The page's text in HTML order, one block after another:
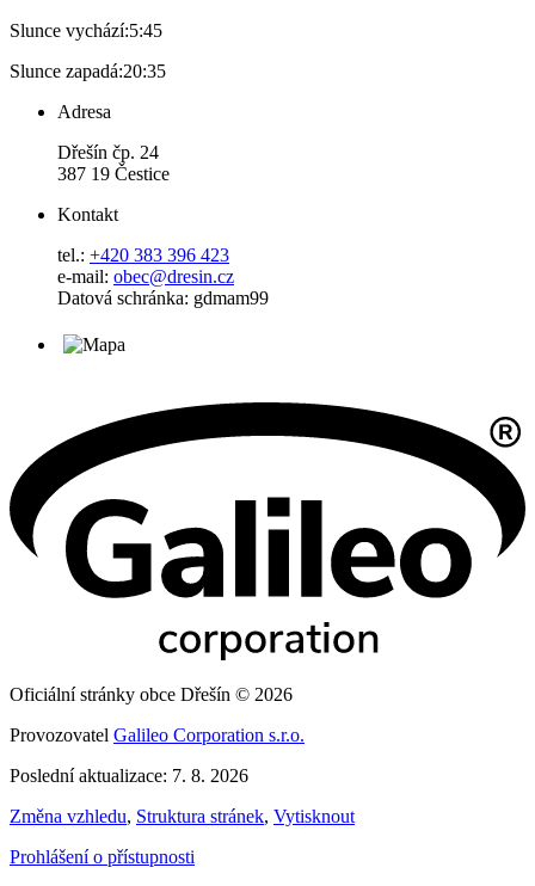
Slunce vychází:5:45
Slunce zapadá:20:35
Adresa
Dřešín čp. 24
387 19 Čestice
Kontakt
tel.: +420 383 396 423
e-mail: obec@dresin.cz
Datová schránka: gdmam99
Oficiální stránky obce Dřešín © 2026
Provozovatel Galileo Corporation s.r.o.
Poslední aktualizace: 7. 8. 2026
Změna vzhledu, Struktura stránek, Vytisknout
Prohlášení o přístupnosti